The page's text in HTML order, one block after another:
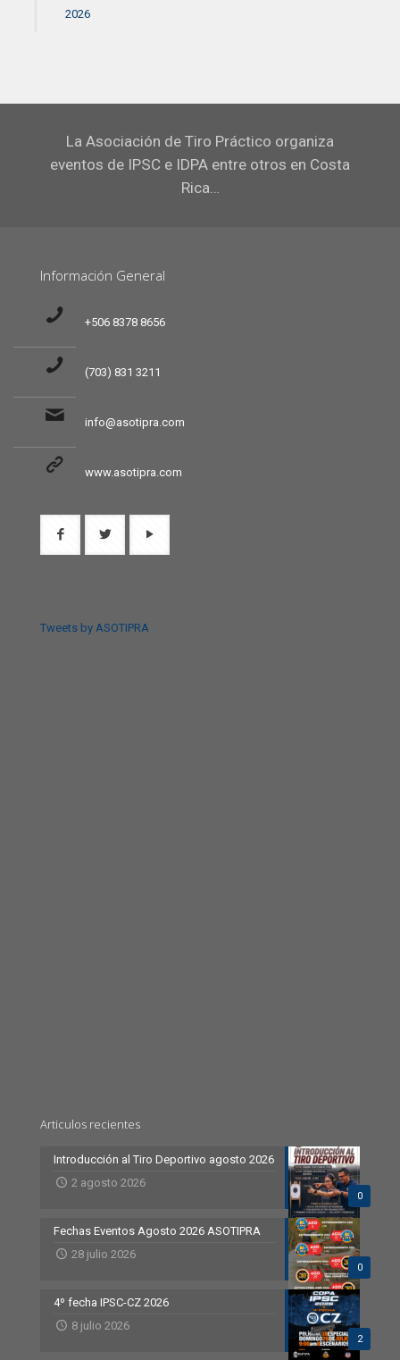
2026
La Asociación de Tiro Práctico organiza
eventos de IPSC e IDPA entre otros en Costa
Rica…
Información General
+506 8378 8656
(703) 831 3211
info@asotipra.com
www.asotipra.com
Tweets by ASOTIPRA
Articulos recientes
0
Introducción al Tiro Deportivo agosto 2026
2 agosto 2026
0
Fechas Eventos Agosto 2026 ASOTIPRA
28 julio 2026
2
4º fecha IPSC-CZ 2026
8 julio 2026